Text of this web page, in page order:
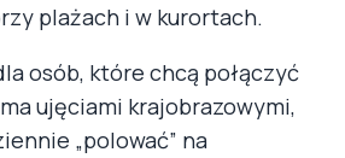
plażach i w kurortach.
osób, które chcą połączyć
ujęciami krajobrazowymi,
„polować” na